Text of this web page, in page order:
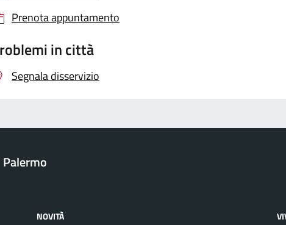
Prenota appuntamento
in città
Segnala disservizio
NOVITÀ